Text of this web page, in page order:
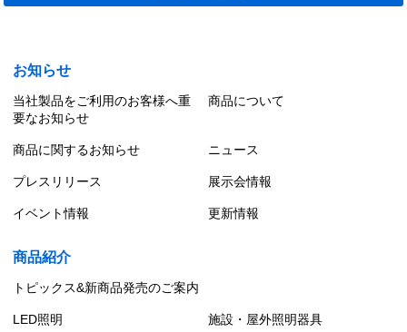
お知らせ
当社製品をご利用のお客様へ重
要なお知らせ
商品について
商品に関するお知らせ ニュース
プレスリリース 展示会情報
イベント情報 更新情報
商品紹介
トピックス&新商品発売のご案内
LED照明 施設・屋外照明器具